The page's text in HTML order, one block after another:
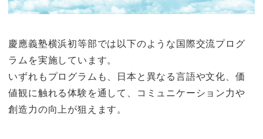
慶應義塾横浜初等部では以下のような国際交流プログ
ラムを実施しています。
いずれもプログラムも、日本と異なる言語や文化、価
値観に触れる体験を通して、コミュニケーション力や
創造力の向上が狙えます。